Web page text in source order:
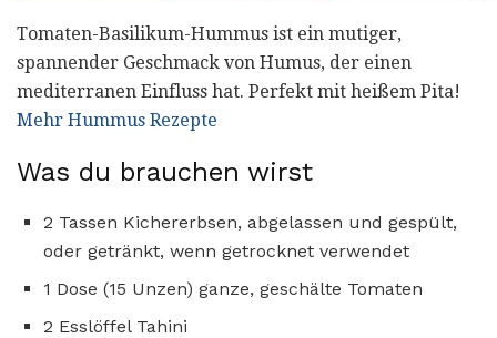
Tomaten-Basilikum-Hummus ist ein mutiger,
spannender Geschmack von Humus, der einen
mediterranen Einfluss hat. Perfekt mit heißem Pita!
Mehr Hummus Rezepte
Was du brauchen wirst
2 Tassen Kichererbsen, abgelassen und gespült,
oder getränkt, wenn getrocknet verwendet
1 Dose (15 Unzen) ganze, geschälte Tomaten
2 Esslöffel Tahini